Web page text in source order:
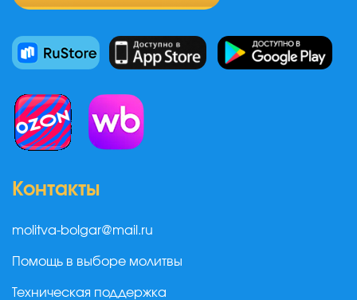
Контакты
molitva-bolgar@mail.ru
Помощь в выборе молитвы
Техническая поддержка